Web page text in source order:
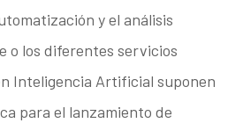
y el análisis
o los diferentes servicios
Inteligencia Artificial suponen
para el lanzamiento de